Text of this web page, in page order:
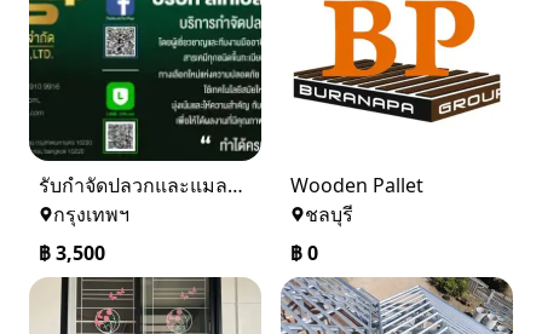
รับกำจัดปลวกและแมลง ในราคาเริ่มเพียง 3,500 บาท
กรุงเทพฯ
฿3,500
Wooden Pallet
ชลบุรี
฿0